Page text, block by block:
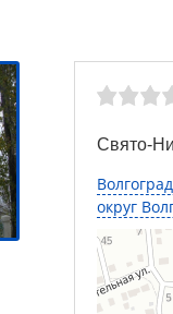
Свято-
округ